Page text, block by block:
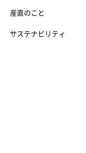
産直のこと
サステナビリティ